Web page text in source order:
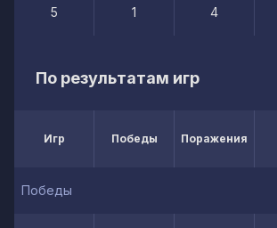
5 1 4
По результатам игр
Игр Победы Поражения
Победы